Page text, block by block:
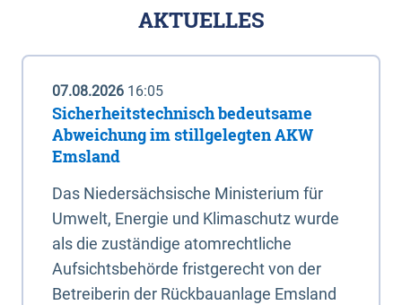
AKTUELLES
07.08.2026 16:05
Sicherheitstechnisch bedeutsame
Abweichung im stillgelegten AKW
Emsland
Das Niedersächsische Ministerium für
Umwelt, Energie und Klimaschutz wurde
als die zuständige atomrechtliche
Aufsichtsbehörde fristgerecht von der
Betreiberin der Rückbauanlage Emsland